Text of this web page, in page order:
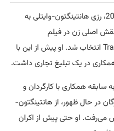
در می 2010، رزی هانتینگتون-وایتلی به
اصلی زن در فیلم
Transformers: Dark of the Moon انتخاب شد. او پیش از این با
در یک تبلیغ تجاری داشت.
سابقه همکاری با کارگردان و
در حال ظهور، از هانتینگتون-
می‌رفت. او حتی پیش از اکران